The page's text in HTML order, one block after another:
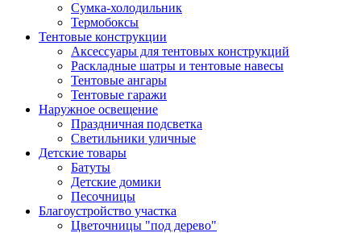
Сумка-холодильник
Термобоксы
Тентовые конструкции
Аксессуары для тентовых конструкций
Раскладные шатры и тентовые навесы
Тентовые ангары
Тентовые гаражи
Наружное освещение
Праздничная подсветка
Светильники уличные
Детские товары
Батуты
Детские домики
Песочницы
Благоустройство участка
Цветочницы "под дерево"